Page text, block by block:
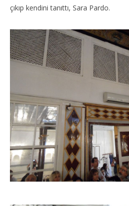
çıkıp kendini tanıttı, Sara Pardo.